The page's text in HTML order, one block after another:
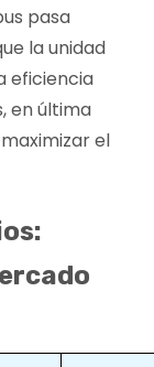
pasa
la unidad
eficiencia
en última
el